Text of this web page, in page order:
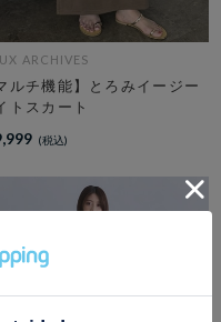
ARCHIVES
ルチ機能】とろみイージー
トスカート